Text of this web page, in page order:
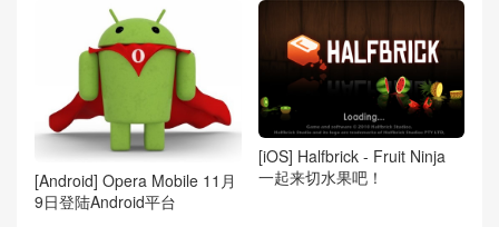
[Android] Opera Mobile 11月
9日登陆Android平台
[iOS] Halfbrick - Fruit Ninja
一起来切水果吧！